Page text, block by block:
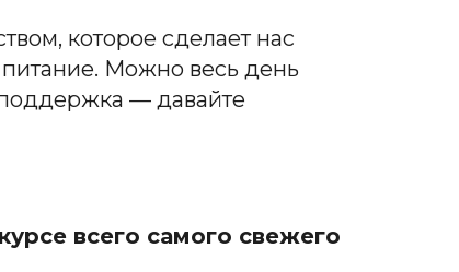
которое сделает нас
Можно весь день
— давайте
всего самого свежего